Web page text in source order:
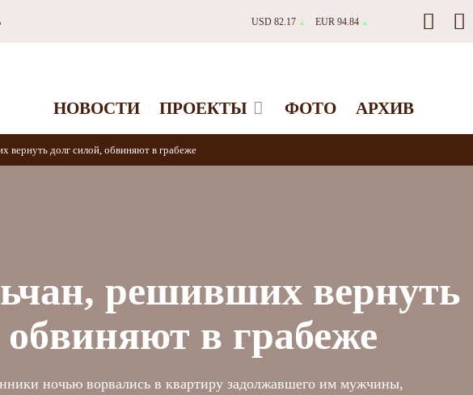
USD 82.17 ▲ EUR 94.84 ▲
НОВОСТИ ПРОЕКТЫ ФОТО АРХИВ
вернуть долг силой, обвиняют в грабеже
решивших вернуть
в грабеже
ночью ворвались в квартиру задолжавшего им мужчины,